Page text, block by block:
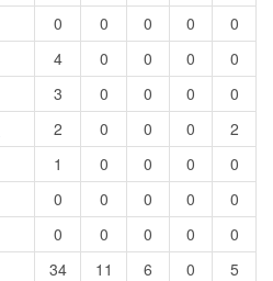
0 0 0 0
0
4 0 0 0
0
3 0 0 0
0
2 0 0 0
2
1 0 0 0
0
0 0 0 0
0
0 0 0 0
0
34 11 6 0 5